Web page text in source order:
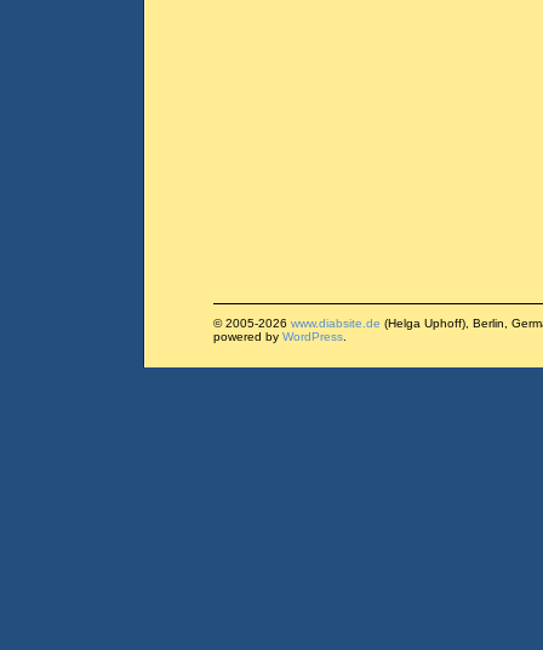
© 2005-2026 www.diabsite.de (Helga Uphoff), Berlin,
powered by WordPress.